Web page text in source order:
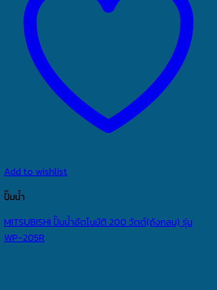
Add to wishlist
ปั๊มน้ำ
MITSUBISHI ปั๊มน้ำอัตโนมัติ 200 วัตต์(ถังกลม) รุ่น
WP-205R